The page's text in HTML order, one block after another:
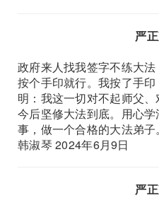
严
政府来人找我签字不练大
按个手印就行。我按了手
明：我这一切对不起师父、
今后坚修大法到底。用心
事，做一个合格的大法弟子
韩淑琴 2024年6月9日
严